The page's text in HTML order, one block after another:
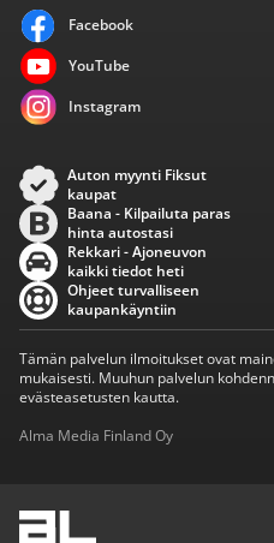
Facebook
YouTube
Instagram
Auton myynti Fiksut
kaupat
Baana - Kilpailuta paras
hinta autostasi
Rekkari - Ajoneuvon
kaikki tiedot heti
Ohjeet turvalliseen
kaupankäyntiin
Tämän palvelun ilmoitukset ovat
mukaisesti. Muuhun palvelun
evästeasetusten kautta.
Alma Media Finland Oy